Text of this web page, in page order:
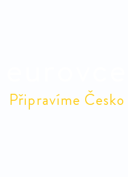
Připravíme